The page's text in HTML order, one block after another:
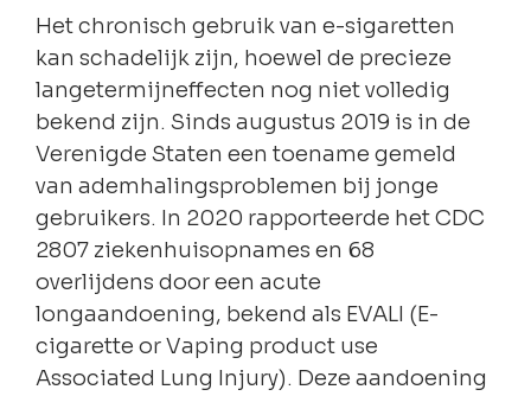
Het chronisch gebruik van e-sigaretten
kan schadelijk zijn, hoewel de precieze
langetermijneffecten nog niet volledig
bekend zijn. Sinds augustus 2019 is in de
Verenigde Staten een toename gemeld
van ademhalingsproblemen bij jonge
gebruikers. In 2020 rapporteerde het CDC
2807 ziekenhuisopnames en 68
overlijdens door een acute
longaandoening, bekend als EVALI (E-
cigarette or Vaping product use
Associated Lung Injury). Deze aandoening